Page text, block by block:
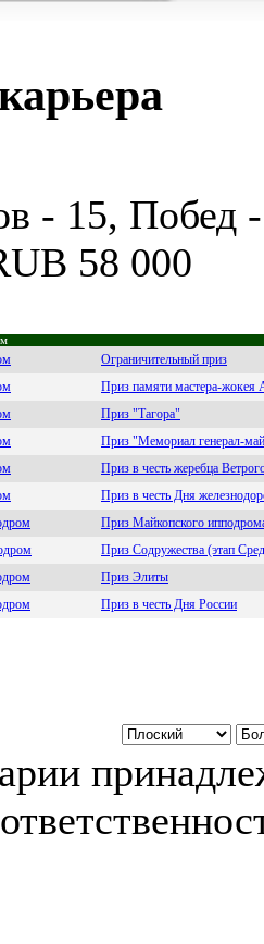
- 15,
58 000
Ограничительный приз
Приз памяти мастера-жокея
Приз "Тагора"
Приз "Мемориал генерал-
Приз в честь жеребца
Приз в честь Дня
Приз Майкопского
Приз Содружества (этап
Приз Элиты
Приз в честь Дня России